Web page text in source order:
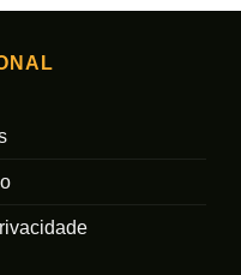
tem
na